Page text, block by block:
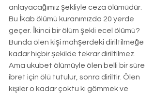
anlayacağımız şekliyle ceza ölümüdür.
Bu İkab ölümü kuranımızda 20 yerde
geçer. İkinci bir ölüm şekli ecel ölümü?
Bunda ölen kişi mahşerdeki diriltilmeğe
kadar hiçbir şekilde tekrar diriltilmez.
Ama ukubet ölümüyle ölen belli bir süre
ibret için ölü tutulur, sonra diriltir. Ölen
kişiler o kadar çoktu ki gömmek ve